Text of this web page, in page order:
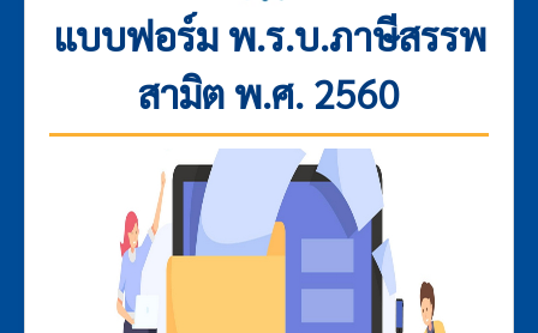
แบบฟอร์ม พ.ร.บ.ภาษีสรรพ
สามิต พ.ศ. 2560